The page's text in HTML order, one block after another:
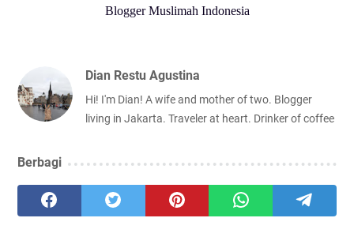
Blogger Muslimah Indonesia
Dian Restu Agustina
Hi! I'm Dian! A wife and mother of two. Blogger
living in Jakarta. Traveler at heart. Drinker of coffee
Berbagi